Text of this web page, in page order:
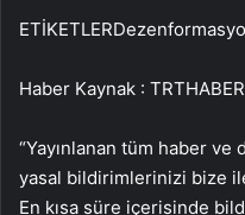
Haber Kaynak :
“Yayınlanan tüm haber
yasal bildirimlerinizi bize
En kısa süre içerisinde